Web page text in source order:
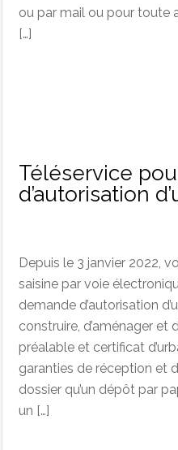
ou par mail ou pour toute
[…]
Téléservice
d’autorisation
Depuis le 3 janvier 2022,
saisine par voie
demande d’autorisation
construire, d’aménager et
préalable et certificat
garanties de réception et
dossier qu’un dépôt par
un […]